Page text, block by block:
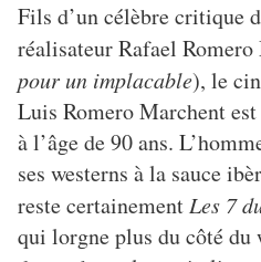
Fils d’un célèbre critique
réalisateur Rafael
pour un implacable), le
Luis Romero Marchent
à l’âge de 90 ans.
ses westerns à la sauce
reste certainement Les 7
qui lorgne plus du côté du